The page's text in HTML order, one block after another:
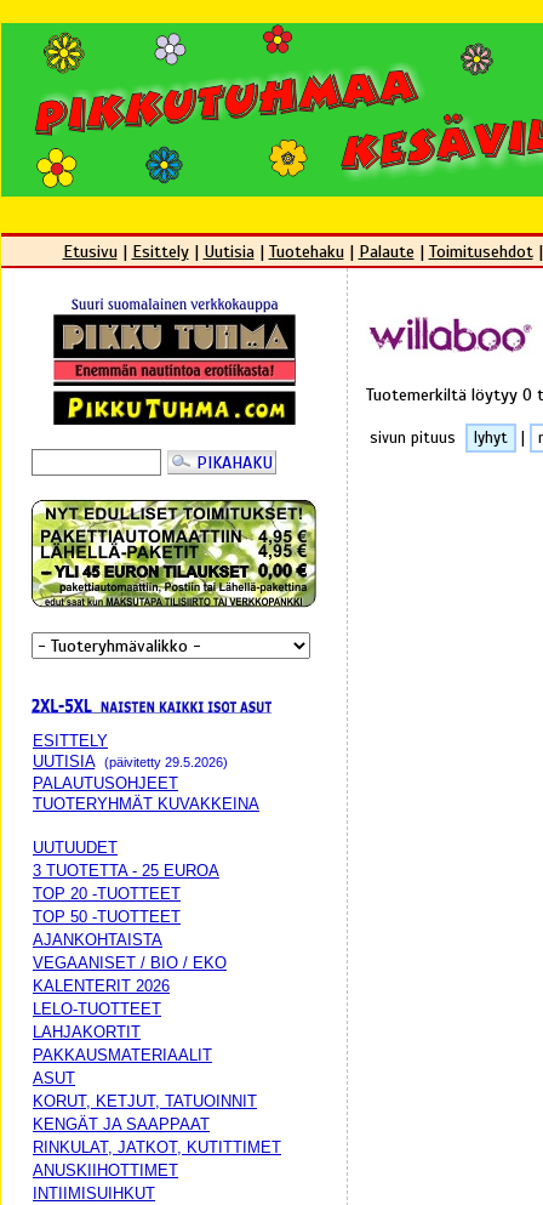
Etusivu| Esittely| Uutisia| Tuotehaku| Palaute | Toimitusehdot
ESITTELY
UUTISIA
(päivitetty 29.5.2026)
PALAUTUSOHJEET
TUOTERYHMÄT KUVAKKEINA
UUTUUDET
3 TUOTETTA - 25 EUROA
TOP 20 -TUOTTEET
TOP 50 -TUOTTEET
AJANKOHTAISTA
VEGAANISET / BIO / EKO
KALENTERIT 2026
LELO-TUOTTEET
LAHJAKORTIT
PAKKAUSMATERIAALIT
ASUT
KORUT, KETJUT, TATUOINNIT
KENGÄT JA SAAPPAAT
RINKULAT, JATKOT, KUTITTIMET
ANUSKIIHOTTIMET
INTIIMISUIHKUT
Tuotemerkiltä löytyy 0
sivun pituus lyhyt